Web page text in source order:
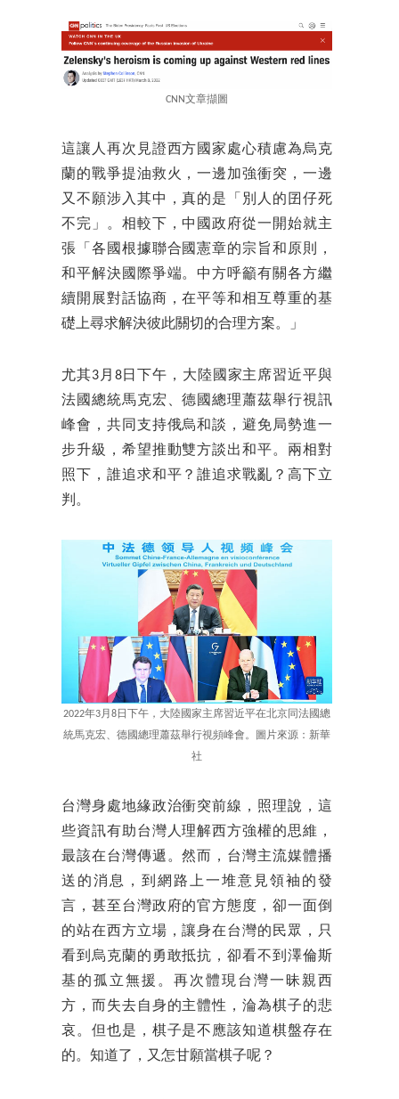
CNN文章擷圖
這讓人再次見證西方國家處心積慮為烏克
蘭的戰爭提油救火，一邊加強衝突，一邊
又不願涉入其中，真的是「別人的囝仔死
不完」。相較下，中國政府從一開始就主
張「各國根據聯合國憲章的宗旨和原則，
和平解決國際爭端。中方呼籲有關各方繼
續開展對話協商，在平等和相互尊重的基
礎上尋求解決彼此關切的合理方案。」
尤其3月8日下午，大陸國家主席習近平與
法國總統馬克宏、德國總理蕭茲舉行視訊
峰會，共同支持俄烏和談，避免局勢進一
步升級，希望推動雙方談出和平。兩相對
照下，誰追求和平？誰追求戰亂？高下立
判。
2022年3月8日下午，大陸國家主席習近平在北京同法國總
統馬克宏、德國總理蕭茲舉行視頻峰會。圖片來源：新華
社
台灣身處地緣政治衝突前線，照理說，這
些資訊有助台灣人理解西方強權的思維，
最該在台灣傳遞。然而，台灣主流媒體播
送的消息，到網路上一堆意見領袖的發
言，甚至台灣政府的官方態度，卻一面倒
的站在西方立場，讓身在台灣的民眾，只
看到烏克蘭的勇敢抵抗，卻看不到澤倫斯
基的孤立無援。再次體現台灣一昧親西
方，而失去自身的主體性，淪為棋子的悲
哀。但也是，棋子是不應該知道棋盤存在
的。知道了，又怎甘願當棋子呢？